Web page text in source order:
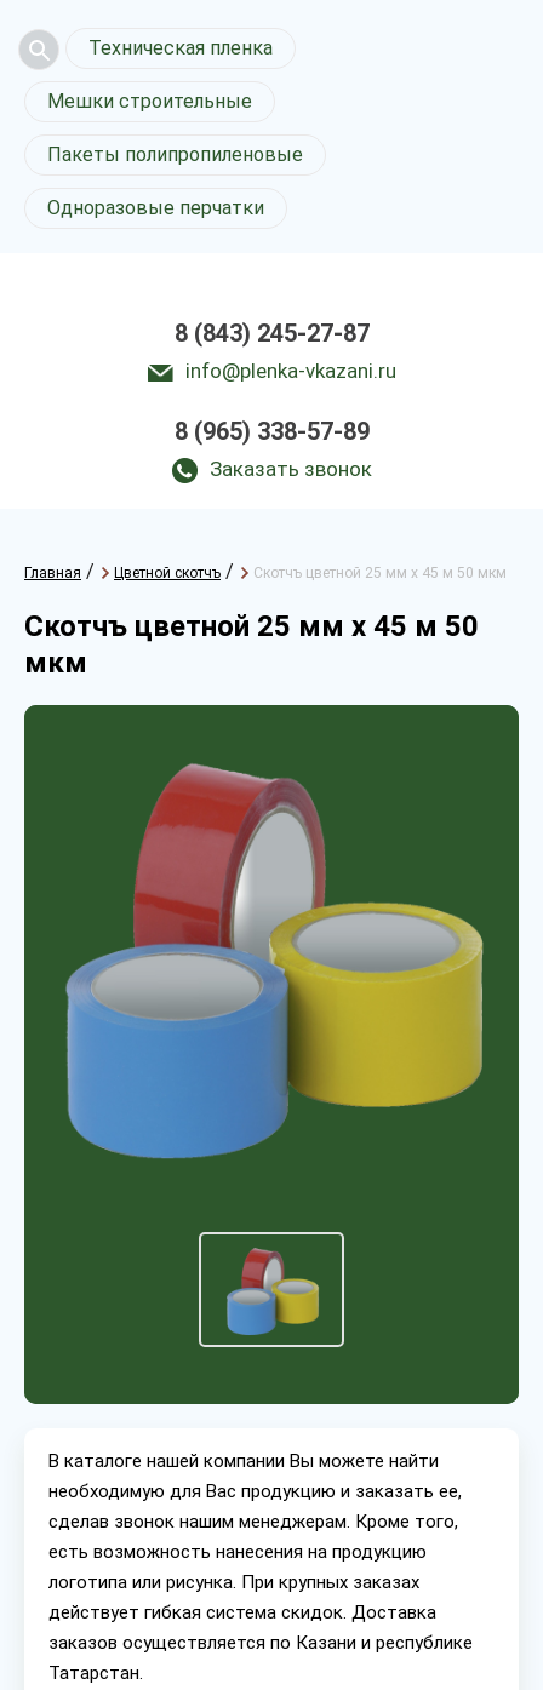
Техническая пленка
Мешки строительные
Пакеты полипропиленовые
Одноразовые перчатки
8 (843) 245-27-87
info@plenka-vkazani.ru
8 (965) 338-57-89
Заказать звонок
Главная / Цветной скотчъ / Скотчъ цветной 25 мм х 45 м 50 мкм
Скотчъ цветной 25 мм х 45 м 50
мкм
В каталоге нашей компании Вы можете найти
необходимую для Вас продукцию и заказать ее,
сделав звонок нашим менеджерам. Кроме того,
есть возможность нанесения на продукцию
логотипа или рисунка. При крупных заказах
действует гибкая система скидок. Доставка
заказов осуществляется по Казани и республике
Татарстан.